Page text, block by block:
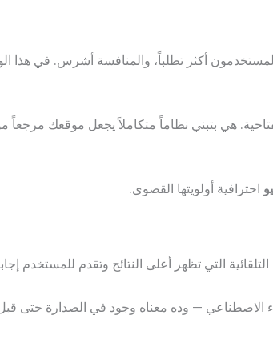
مفتاحية. هي بتبني نظاماً متكاملاً يجعل موقعك
احترافية أولويتها القصوى.
— وده معناه وجود في الصدارة حتى قبل